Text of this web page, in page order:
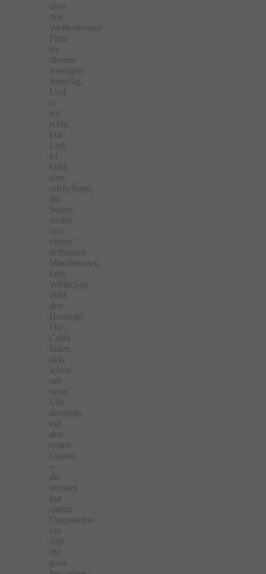
über
den
Weißenburger
Platz
an
diesem
sonnigen
Samstag.
Und
er
hat
recht.
Die
Luft
ist
kühl,
aber
erfrischend,
die
Sonne
strahlt
von
einem
tiefblauen
Märzhimmel,
kein
Wölkchen
trübt
den
Horizont.
Die
Cafés
füllen
sich
schon
um
neun
Uhr
morgens
mit
den
ersten
Gästen
die
meisten
mit
einem
Cappuccino
vor
sich,
die
ganz